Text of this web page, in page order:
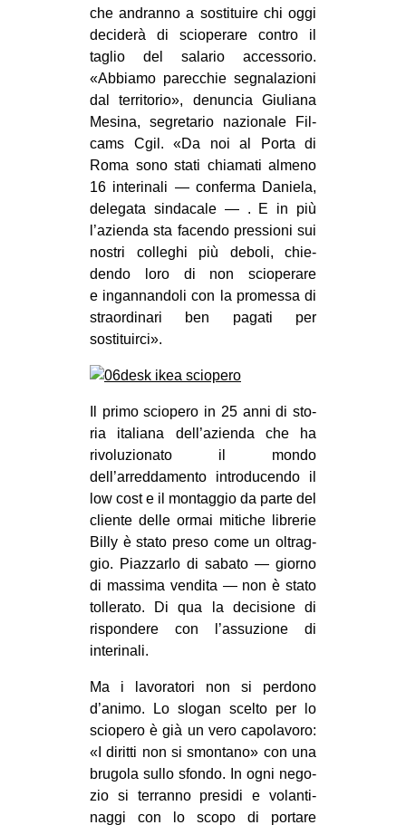
EVENTI
in
Fb
tw
SEARCH
che andranno a sosti­tuire chi oggi
deci­derà di scio­pe­rare con­tro il
taglio del sala­rio acces­so­rio.
«Abbiamo parec­chie segna­la­zioni
dal ter­ri­to­rio», denun­cia Giu­liana
Mesina, segre­ta­rio nazio­nale Fil­
cams Cgil. «Da noi al Porta di
Roma sono stati chia­mati almeno
16 inte­ri­nali — con­ferma Daniela,
dele­gata sin­da­cale — . E in più
l’azienda sta facendo pres­sioni sui
nostri col­le­ghi più deboli, chie­
dendo loro di non scio­pe­rare
e ingan­nan­doli con la pro­messa di
straor­di­nari ben pagati per
sostituirci».
Il primo scio­pero in 25 anni di sto­
ria ita­liana dell’azienda che ha
rivo­lu­zio­nato il mondo
dell’arreddamento intro­du­cendo il
low cost e il mon­tag­gio da parte del
cliente delle ormai miti­che libre­rie
Billy è stato preso come un oltrag­
gio. Piaz­zarlo di sabato — giorno
di mas­sima ven­dita — non è stato
tol­le­rato. Di qua la deci­sione di
rispon­dere con l’assuzione di
interinali.
Ma i lavo­ra­tori non si per­dono
d’animo. Lo slo­gan scelto per lo
scio­pero è già un vero capo­la­voro:
«I diritti non si smon­tano» con una
bru­gola sullo sfondo. In ogni nego­
zio si ter­ranno pre­sidi e volan­ti­
naggi con lo scopo di por­tare